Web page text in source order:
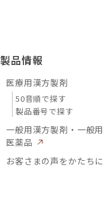
製品情報
医療用漢方製剤
50音順で探す
製品番号で探す
一般用漢方製剤・一般
医薬品
お客さまの声をかたち